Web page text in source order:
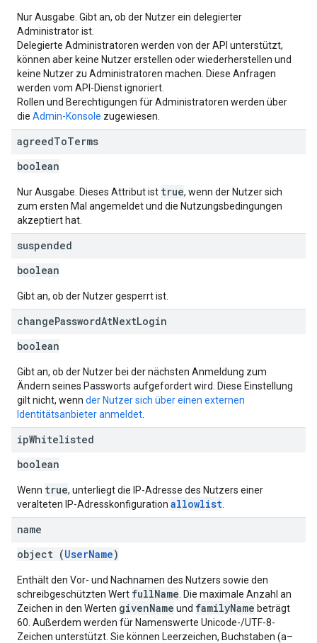
Nur Ausgabe. Gibt an, ob der Nutzer ein delegierter
Administrator ist.
Delegierte Administratoren werden von der API unterstützt,
können aber keine Nutzer erstellen oder wiederherstellen und
keine Nutzer zu Administratoren machen. Diese Anfragen
werden vom API-Dienst ignoriert.
Rollen und Berechtigungen für Administratoren werden über
die Admin-Konsole zugewiesen.
agreedToTerms
boolean
Nur Ausgabe. Dieses Attribut ist true, wenn der Nutzer sich
zum ersten Mal angemeldet und die Nutzungsbedingungen
akzeptiert hat.
suspended
boolean
Gibt an, ob der Nutzer gesperrt ist.
changePasswordAtNextLogin
boolean
Gibt an, ob der Nutzer bei der nächsten Anmeldung zum
Ändern seines Passworts aufgefordert wird. Diese Einstellung
gilt nicht, wenn der Nutzer sich über einen externen
Identitätsanbieter anmeldet
ipWhitelisted
boolean
Wenn true, unterliegt die IP-Adresse des Nutzers einer
veralteten IP-Adresskonfiguration allowlist
name
object (UserName)
Enthält den Vor- und Nachnamen des Nutzers sowie den
schreibgeschützten Wert fullName . Die maximale Anzahl an
Zeichen in den Werten givenName und familyName beträgt
60. Außerdem werden für Namenswerte Unicode-/UTF-8-
Zeichen unterstützt. Sie können Leerzeichen, Buchstaben (a–